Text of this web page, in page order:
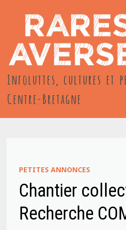
contenu
Infoluttes, cultures et
Centre-Bretagne
PETITES ANNONCES
Chantier
Recherche